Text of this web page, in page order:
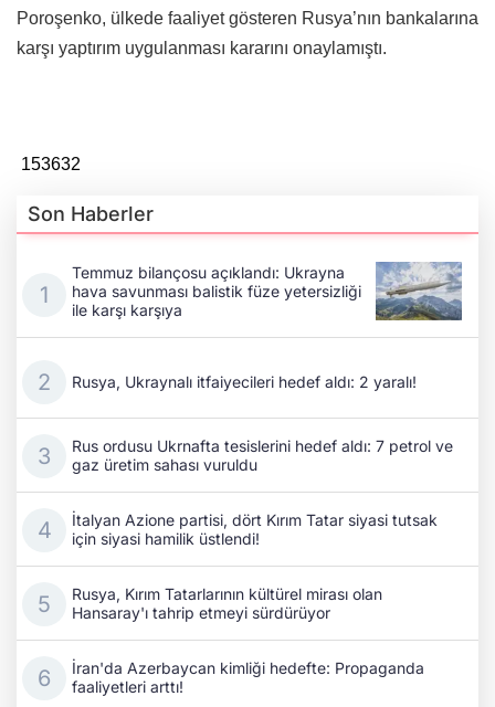
Poroşenko, ülkede faaliyet gösteren Rusya’nın bankalarına
karşı yaptırım uygulanması kararını onaylamıştı.
153632
Son Haberler
Temmuz bilançosu açıklandı: Ukrayna
hava savunması balistik füze yetersizliği
ile karşı karşıya
Rusya, Ukraynalı itfaiyecileri hedef aldı: 2 yaralı!
Rus ordusu Ukrnafta tesislerini hedef aldı: 7 petrol ve
gaz üretim sahası vuruldu
İtalyan Azione partisi, dört Kırım Tatar siyasi tutsak
için siyasi hamilik üstlendi!
Rusya, Kırım Tatarlarının kültürel mirası olan
Hansaray'ı tahrip etmeyi sürdürüyor
İran'da Azerbaycan kimliği hedefte: Propaganda
faaliyetleri arttı!